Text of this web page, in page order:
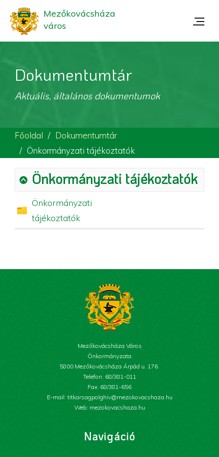
Mezőkovácsháza
város
Dokumentumtár
Aktuális, általános dokumentumok
Főoldal
Dokumentumtár
Önkormányzati tájékoztatók
Önkormányzati tájékoztatók
Önkormányzati
tájékoztatók
Mezőkovácsháza Város
Önkormányzata
5800 Mezőkovácsháza Árpád u. 176.
Telefon: 68/381-011
Fax: 68/381-656
E-mail: titkarsagpolghiv@mezokovacshaza.hu
Web: mezokovacshaza.hu
Navigáció